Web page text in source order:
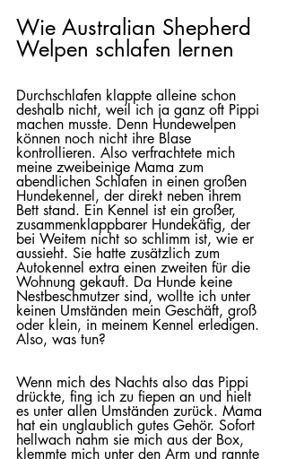
Wie Australian Shepherd
Welpen schlafen lernen
Durchschlafen klappte alleine schon
deshalb nicht, weil ich ja ganz oft Pippi
machen musste. Denn Hundewelpen
können noch nicht ihre Blase
kontrollieren. Also verfrachtete mich
meine zweibeinige Mama zum
abendlichen Schlafen in einen großen
Hundekennel, der direkt neben ihrem
Bett stand. Ein Kennel ist ein großer,
zusammenklappbarer Hundekäfig, der
bei Weitem nicht so schlimm ist, wie er
aussieht. Sie hatte zusätzlich zum
Autokennel extra einen zweiten für die
Wohnung gekauft. Da Hunde keine
Nestbeschmutzer sind, wollte ich unter
keinen Umständen mein Geschäft, groß
oder klein, in meinem Kennel erledigen.
Also, was tun?
Wenn mich des Nachts also das Pippi
drückte, fing ich zu fiepen an und hielt
es unter allen Umständen zurück. Mama
hat ein unglaublich gutes Gehör. Sofort
hellwach nahm sie mich aus der Box,
klemmte mich unter den Arm und rannte